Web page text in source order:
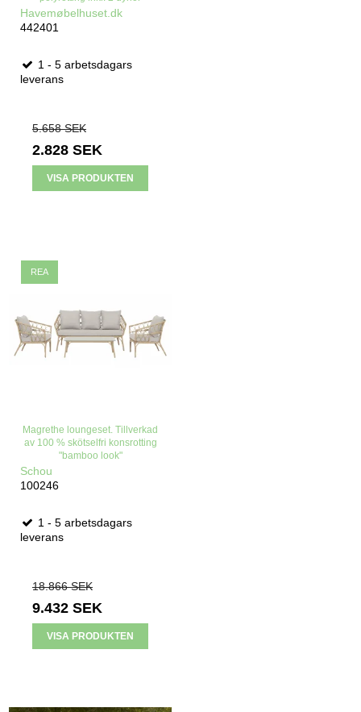
Havemøbelhuset.dk
442401
1 - 5 arbetsdagars
leverans
5.658 SEK
2.828 SEK
VISA PRODUKTEN
REA
Magrethe loungeset. Tillverkad
av 100 % skötselfri konsrotting
"bamboo look"
Schou
100246
1 - 5 arbetsdagars
leverans
18.866 SEK
9.432 SEK
VISA PRODUKTEN